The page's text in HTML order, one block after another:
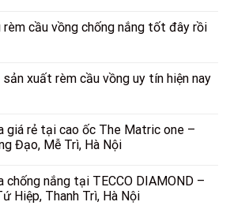
rèm cầu vồng chống nắng tốt đây rồi
sản xuất rèm cầu vồng uy tín hiện nay
giá rẻ tại cao ốc The Matric one –
Đạo, Mễ Trì, Hà Nội
chống nắng tại TECCO DIAMOND –
Hiệp, Thanh Trì, Hà Nội